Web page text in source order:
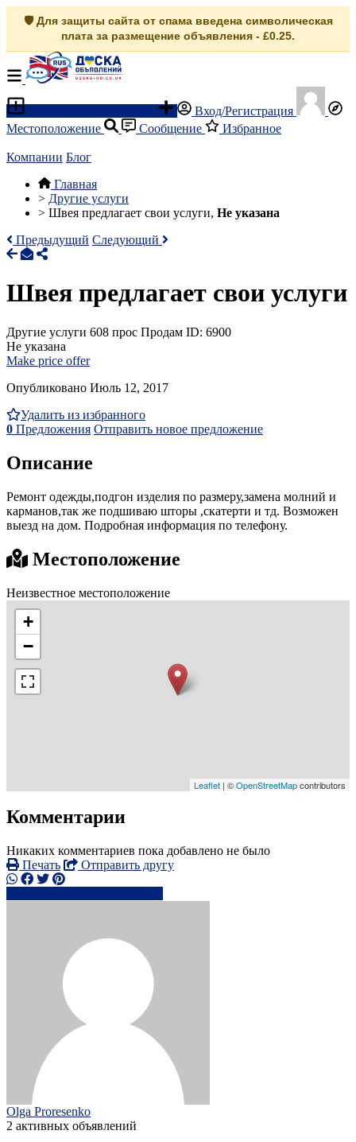
🛡️ Для защиты сайта от спама введена символическая
плата за размещение объявления - £0.25.
Вход/Регистрация
Местоположение
Сообщение Избранное
Компании Блог
Главная
> Другие услуги
> Швея предлагает свои услуги, Не указана
Предыдущий Следующий
Швея предлагает свои услуги
Другие услуги 608 прос Продам ID: 6900
Не указана
Make price offer
Опубликовано Июль 12, 2017
Удалить из избранного
0 Предложения Отправить новое предложение
Описание
Ремонт одежды,подгон изделия по размеру,замена молний и
карманов,так же подшиваю шторы ,скатерти и тд. Возможен
выезд на дом. Подробная информация по телефону.
Местоположение
Неизвестное местоположение
+
−
Leaflet | ©OpenStreetMapcontributors
Комментарии
Никаких комментариев пока добавлено не было
Печать
Отправить другу
Olga Proresenko
2 активных объявлений